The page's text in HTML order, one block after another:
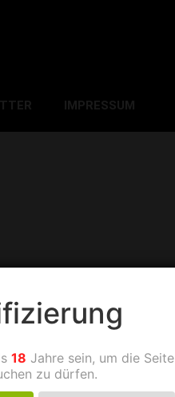
IMPRESSUM
18 Jahre sein, um die Seite
zu dürfen.